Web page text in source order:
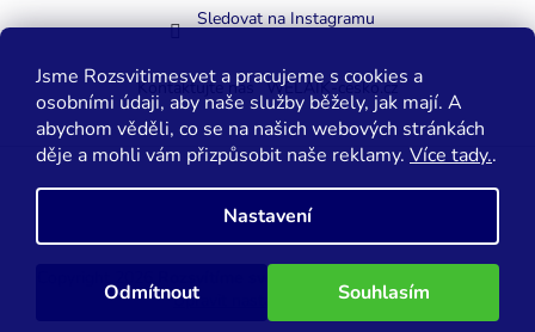
Jsme Rozsvitimesvet a pracujeme s cookies a
osobními údaji, aby naše služby běžely, jak mají. A
abychom věděli, co se na našich webových stránkách
děje a mohli vám přizpůsobit naše reklamy. Více tady..
Nastavení
Odmítnout Souhlasím
Sledovat na Instagramu
Kontaktujte nás WELAIK-cesko.cz
Vytvořil Shoptet
Copyright 2026
. Všechna práva vyhrazena.
Upravit nastavení cookies